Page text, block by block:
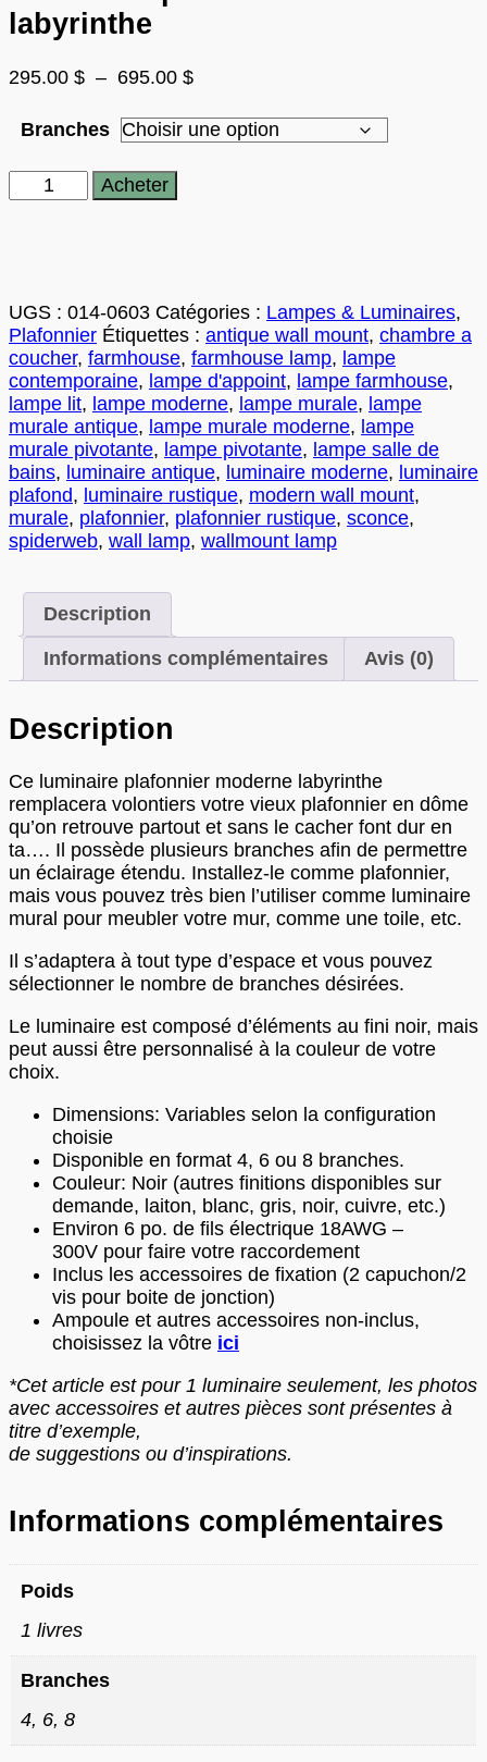
labyrinthe
295.00 $ – 695.00 $Plage
prix :
295.00 $
Branches
quantité
de
Acheter
UGS : 014-0603 Catégories : Lampes & Luminaires,
Plafonnier Étiquettes : antique wall mount, chambre a
coucher, farmhouse, farmhouse lamp, lampe
contemporaine, lampe d'appoint, lampe farmhouse,
lampe lit, lampe moderne, lampe murale, lampe
murale antique, lampe murale moderne, lampe
murale pivotante, lampe pivotante, lampe salle de
bains, luminaire antique, luminaire moderne, luminaire
plafond, luminaire rustique, modern wall mount,
murale, plafonnier, plafonnier rustique, sconce,
spiderweb, wall lamp, wallmount lamp
Description
Informations complémentaires Avis (0)
Description
Ce luminaire plafonnier moderne labyrinthe
remplacera volontiers votre vieux plafonnier en dôme
qu’on retrouve partout et sans le cacher font dur en
ta…. Il possède plusieurs branches afin de permettre
un éclairage étendu. Installez-le comme plafonnier,
mais vous pouvez très bien l’utiliser comme luminaire
mural pour meubler votre mur, comme une toile, etc.
Il s’adaptera à tout type d’espace et vous pouvez
sélectionner le nombre de branches désirées.
Le luminaire est composé d’éléments au fini noir, mais
peut aussi être personnalisé à la couleur de votre
choix.
Dimensions: Variables selon la configuration
choisie
Disponible en format 4, 6 ou 8 branches.
Couleur: Noir (autres finitions disponibles sur
demande, laiton, blanc, gris, noir, cuivre, etc.)
Environ 6 po. de fils électrique 18AWG –
300V pour faire votre raccordement
Inclus les accessoires de fixation (2 capuchon/2
vis pour boite de jonction)
Ampoule et autres accessoires non-inclus,
choisissez la vôtre ici
*Cet article est pour 1 luminaire seulement, les photos
avec accessoires et autres pièces sont présentes à
titre d’exemple,
de suggestions ou d’inspirations.
Informations complémentaires
Poids
1 livres
Branches
4, 6, 8